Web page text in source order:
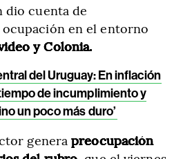
dio cuenta de
en el entorno
y Colonia.
del Uruguay: En inflación
de incumplimiento y
un poco más duro’
generapreocupación